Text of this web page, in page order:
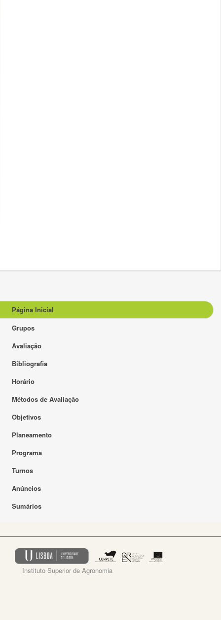
Página Inicial
Grupos
Avaliação
Bibliografia
Horário
Métodos de Avaliação
Objetivos
Planeamento
Programa
Turnos
Anúncios
Sumários
Instituto Superior de Agronomia